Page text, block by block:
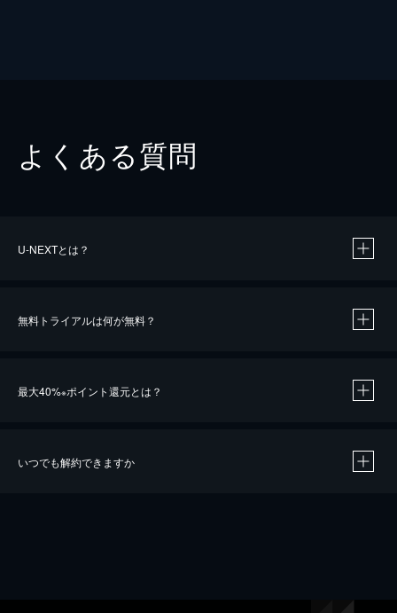
よくある質問
U-NEXTとは？
無料トライアルは何が無料？
最大40%※ポイント還元とは？
いつでも解約できますか